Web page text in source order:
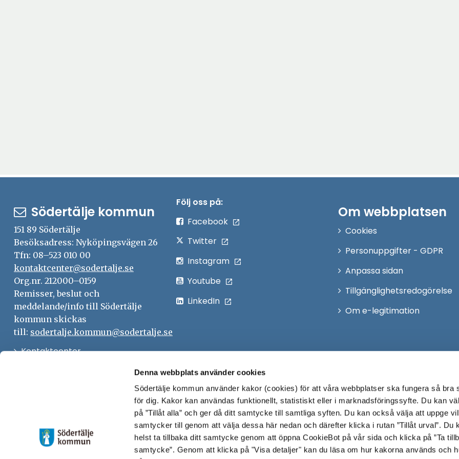
Denna webbplats använder cookies
Södertälje kommun använder kakor (cookies) för att våra webbplatser ska fungera så bra
för dig. Kakor kan användas funktionellt, statistiskt eller i marknadsföringssyfte. Du kan
på ”Tillåt alla” och ger då ditt samtycke till samtliga syften. Du kan också välja att uppge
samtycker till genom att välja dessa här nedan och därefter klicka i rutan ”Tillåt urval”. Du
helst ta tillbaka ditt samtycke genom att öppna CookieBot på vår sida och klicka på ”Ta
samtycke”. Genom att klicka på "Visa detaljer" kan du läsa om hur kakorna används och
Södertälje kommun
151 89 Södertälje
Besöksadress: Nyköpingsvägen 26
Tfn: 08–523 010 00
kontaktcenter@sodertalje.se
Org.nr. 212000–0159
Remisser, beslut och
meddelande/info till Södertälje
kommun skickas
till: sodertalje.kommun@sodertalje.se
KontaktcenterÖppna
fönster
Anslagstavla
Skicka faktura till Södertälje
Följ oss på:
Facebook
Twitter
Instagram
Youtube
LinkedIn
Om webbplatsen
Cookies
Personuppgifter - GDPR
Anpassa sidan
Tillgänglighetsredogörelse
Om e-legitimation